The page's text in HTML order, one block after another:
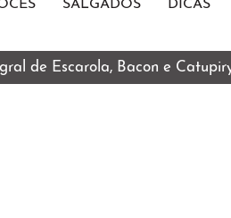
SALGADOS DICAS
de Escarola, Bacon e